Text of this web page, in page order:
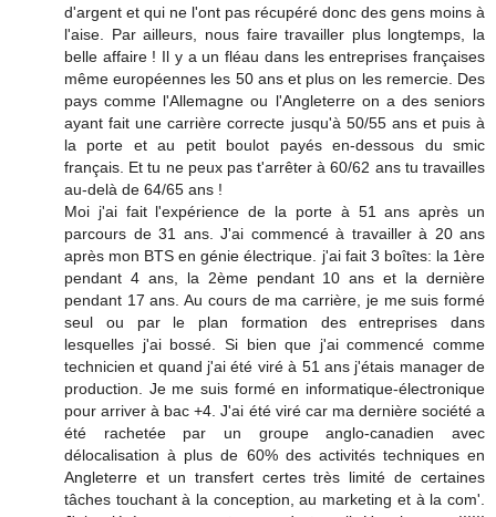
d'argent et qui ne l'ont pas récupéré donc des gens moins à
l'aise. Par ailleurs, nous faire travailler plus longtemps, la
belle affaire ! Il y a un fléau dans les entreprises françaises
même européennes les 50 ans et plus on les remercie. Des
pays comme l'Allemagne ou l'Angleterre on a des seniors
ayant fait une carrière correcte jusqu'à 50/55 ans et puis à
la porte et au petit boulot payés en-dessous du smic
français. Et tu ne peux pas t'arrêter à 60/62 ans tu travailles
au-delà de 64/65 ans !
Moi j'ai fait l'expérience de la porte à 51 ans après un
parcours de 31 ans. J'ai commencé à travailler à 20 ans
après mon BTS en génie électrique. j'ai fait 3 boîtes: la 1ère
pendant 4 ans, la 2ème pendant 10 ans et la dernière
pendant 17 ans. Au cours de ma carrière, je me suis formé
seul ou par le plan formation des entreprises dans
lesquelles j'ai bossé. Si bien que j'ai commencé comme
technicien et quand j'ai été viré à 51 ans j'étais manager de
production. Je me suis formé en informatique-électronique
pour arriver à bac +4. J'ai été viré car ma dernière société a
été rachetée par un groupe anglo-canadien avec
délocalisation à plus de 60% des activités techniques en
Angleterre et un transfert certes très limité de certaines
tâches touchant à la conception, au marketing et à la com'.